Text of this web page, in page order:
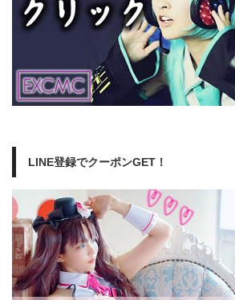
LINE登録でクーポンGET！